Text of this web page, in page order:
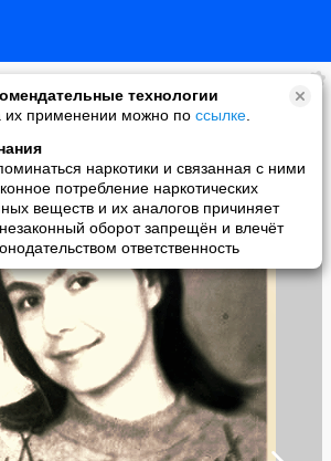
технологии
их применении можно по ссылке
наркотики и связанная с ними
потребление наркотических
веществ и их аналогов причиняет
оборот запрещён и влечёт
ответственность